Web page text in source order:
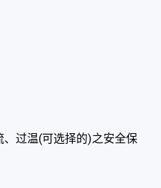
过温(可选择的)之安全保